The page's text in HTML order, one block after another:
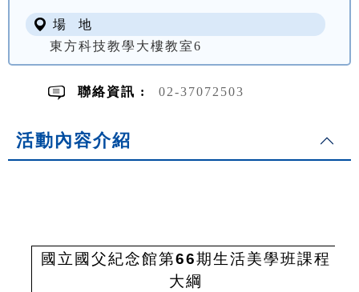
場 地
東方科技教學大樓教室6
聯絡資訊 : 02-37072503
活動內容介紹
國立國父紀念館第66期生活美學班課程
大綱